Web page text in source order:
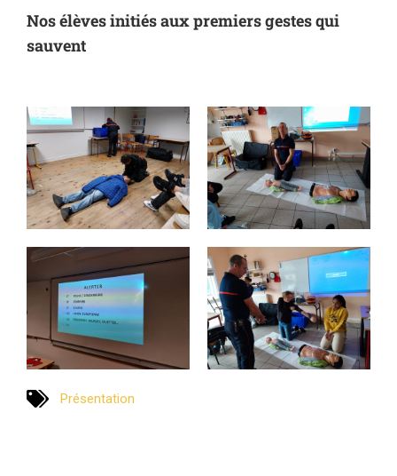
Nos élèves initiés aux premiers gestes qui
sauvent
Présentation